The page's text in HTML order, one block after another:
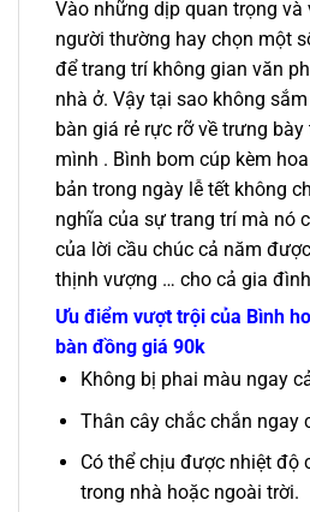
Vào những dịp quan trọng và
người thường hay chọn một
để trang trí không gian văn
nhà ở. Vậy tại sao không
bàn giá rẻ rực rỡ về trưng
mình . Bình bom cúp kèm
bản trong ngày lễ tết không
nghĩa của sự trang trí mà nó
của lời cầu chúc cả năm
thịnh vượng … cho cả gia
Ưu điểm vượt trội của Bình
bàn đồng giá 90k
Không bị phai màu ngay
Thân cây chắc chắn ngay
Có thể chịu được nhiệt độ
trong nhà hoặc ngoài trời.